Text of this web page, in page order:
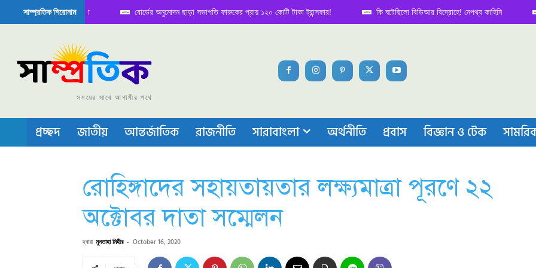
সাম্প্রতিক শিরোনাম বোর্ডের অনুমোদন ছাড়া সভাপতি ফারুকের প্রায় ১২০ কোটি টাকা ট্রান্সফার! কি ঘটেছিলো বিডিআর বিদ্রোহে! নেপথ্য কাহিনি
সময়ের সাথে আগামীর পথে
প্রচ্ছদ জাতীয় আন্তর্জাতিক রাজনীতি সারাবাংলা অর্থনীতি প্রবাস বিজ্ঞান ও টেক
রোহিঙ্গাদের সহায়তায়তার লক্ষ্যমাত্রা পূরণে ২২
অক্টোবর দাতা সম্মেলন
দ্বারা মুনতাহা মিহীর - October 16, 2020